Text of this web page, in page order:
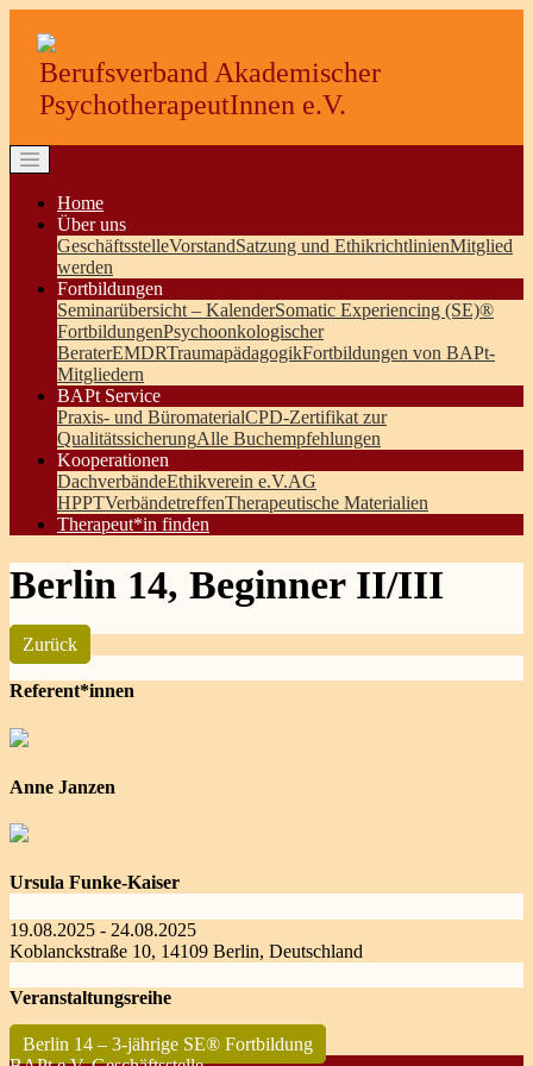
Berufsverband Akademischer
PsychotherapeutInnen e.V.
Home
Über uns
GeschäftsstelleVorstandSatzung und EthikrichtlinienMitglied
werden
Fortbildungen
Seminarübersicht – KalenderSomatic Experiencing (SE)®
FortbildungenPsychoonkologischer
BeraterEMDRTraumapädagogikFortbildungen von BAPt-
Mitgliedern
BAPt Service
Praxis- und BüromaterialCPD-Zertifikat zur
QualitätssicherungAlle Buchempfehlungen
Kooperationen
DachverbändeEthikverein e.V.AG
HPPTVerbändetreffenTherapeutische Materialien
Therapeut*in finden
Berlin 14, Beginner II/III
Zurück
Referent*innen
Anne Janzen
Ursula Funke-Kaiser
19.08.2025 - 24.08.2025
Koblanckstraße 10, 14109 Berlin, Deutschland
Veranstaltungsreihe
Berlin 14 – 3-jährige SE® Fortbildung